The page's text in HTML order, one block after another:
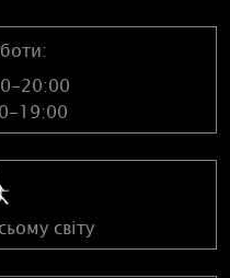
20:00
19:00
світу